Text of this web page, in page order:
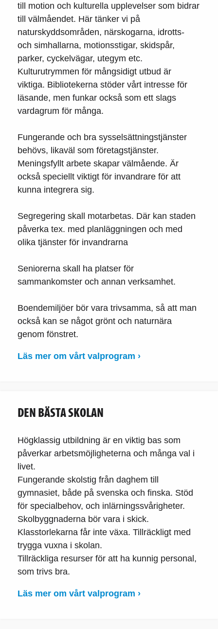
till motion och kulturella upplevelser som bidrar
till välmåendet. Här tänker vi på
naturskyddsområden, närskogarna, idrotts-
och simhallarna, motionsstigar, skidspår,
parker, cyckelvägar, utegym etc.
Kulturutrymmen för mångsidigt utbud är
viktiga. Bibliotekerna stöder vårt intresse för
läsande, men funkar också som ett slags
vardagrum för många.
Fungerande och bra sysselsättningstjänster
behövs, likaväl som företagstjänster.
Meningsfyllt arbete skapar välmående. Är
också speciellt viktigt för invandrare för att
kunna integrera sig.
Segregering skall motarbetas. Där kan staden
påverka tex. med planläggningen och med
olika tjänster för invandrarna
Seniorerna skall ha platser för
sammankomster och annan verksamhet.
Boendemiljöer bör vara trivsamma, så att man
också kan se något grönt och naturnära
genom fönstret.
Läs mer om vårt valprogram ›
DEN BÄSTA SKOLAN
Högklassig utbildning är en viktig bas som
påverkar arbetsmöjligheterna och många val i
livet.
Fungerande skolstig från daghem till
gymnasiet, både på svenska och finska. Stöd
för specialbehov, och inlärningssvårigheter.
Skolbyggnaderna bör vara i skick.
Klasstorlekarna får inte växa. Tillräckligt med
trygga vuxna i skolan.
Tillräckliga resurser för att ha kunnig personal,
som trivs bra.
Läs mer om vårt valprogram ›